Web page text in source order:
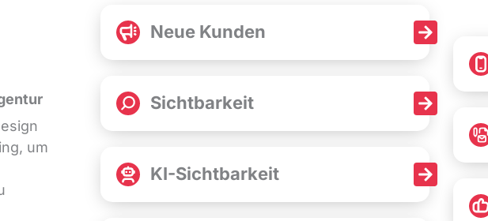
um
Neue Kunden
Sichtbarkeit
KI-Sichtbarkeit